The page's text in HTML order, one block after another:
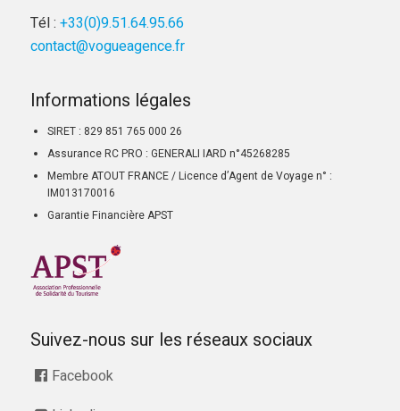
Tél : +33(0)9.51.64.95.66
contact@vogueagence.fr
Informations légales
SIRET : 829 851 765 000 26
Assurance RC PRO : GENERALI IARD n°45268285
Membre ATOUT FRANCE / Licence d’Agent de Voyage n° :
IM013170016
Garantie Financière APST
Suivez-nous sur les réseaux sociaux
Facebook